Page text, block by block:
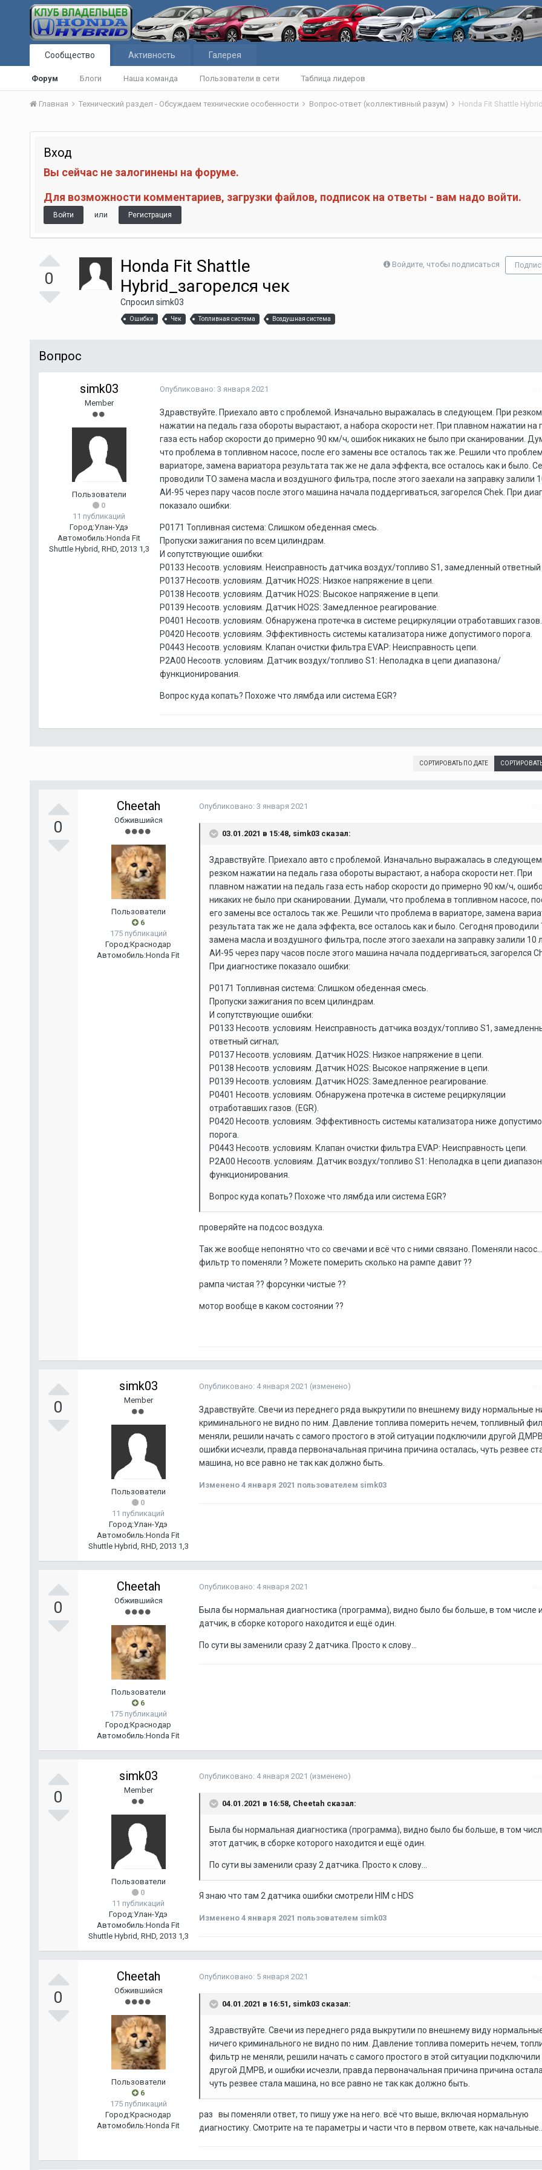
Сообщество
Форум Блоги Наша команда Пользователи в сети Таблица лидеров
Активность Галерея
Главная Технический раздел - Обсуждаем технические особенности Вопрос-ответ (коллективный разум) Honda Fit Shattle
Вход
Вы сейчас не залогинены на форуме.
Для возможности комментариев, загрузки файлов, подписок на ответы - вам надо войти.
Войти или Регистрация
0
Войдите, чтобы подписаться
Honda Fit Shattle
Hybrid_загорелся чек
Спросил simk03
Ошибки Чек Топливная система Воздушная система
Вопрос
simk03
Member
Пользователи
0
11 публикаций
Город:Улан-Удэ
Автомобиль:Honda Fit
Shuttle Hybrid, RHD, 2013 1,3
Опубликовано: 3 января 2021
Здравствуйте. Приехало авто с проблемой. Изначально выражалась в следующем. При резком
нажатии на педаль газа обороты вырастают, а набора скорости нет. При плавном нажатии на
газа есть набор скорости до примерно 90 км/ч, ошибок никаких не было при сканировании.
что проблема в топливном насосе, после его замены все осталось так же. Решили что
вариаторе, замена вариатора результата так же не дала эффекта, все осталось как и было.
проводили ТО замена масла и воздушного фильтра, после этого заехали на заправку залили
АИ-95 через пару часов после этого машина начала поддергиваться, загорелся Chek. При
показало ошибки:
P0171 Топливная система: Слишком обеденная смесь.
Пропуски зажигания по всем цилиндрам.
И сопутствующие ошибки:
P0133 Несоотв. условиям. Неисправность датчика воздух/топливо S1, замедленный ответный
P0137 Несоотв. условиям. Датчик HO2S: Низкое напряжение в цепи.
P0138 Несоотв. условиям. Датчик HO2S: Высокое напряжение в цепи.
P0139 Несоотв. условиям. Датчик HO2S: Замедленное реагирование.
P0401 Несоотв. условиям. Обнаружена протечка в системе рециркуляции отработавших газов.
P0420 Несоотв. условиям. Эффективность системы катализатора ниже допустимого порога.
P0443 Несоотв. условиям. Клапан очистки фильтра EVAP: Неисправность цепи.
P2A00 Несоотв. условиям. Датчик воздух/топливо S1: Неполадка в цепи диапазона/
функционирования.
Вопрос куда копать? Похоже что лямбда или система EGR?
СОРТИРОВАТЬ ПО ДАТЕ
0
Cheetah
Обжившийся
Пользователи
6
175 публикаций
Город:Краснодар
Автомобиль:Honda Fit
Опубликовано: 3 января 2021
03.01.2021 в 15:48, simk03сказал:
Здравствуйте. Приехало авто с проблемой. Изначально выражалась в
резком нажатии на педаль газа обороты вырастают, а набора скорости нет. При
плавном нажатии на педаль газа есть набор скорости до примерно 90 км/ч,
никаких не было при сканировании. Думали, что проблема в топливном насосе,
его замены все осталось так же. Решили что проблема в вариаторе, замена
результата так же не дала эффекта, все осталось как и было. Сегодня проводили
замена масла и воздушного фильтра, после этого заехали на заправку залили 10 л
АИ-95 через пару часов после этого машина начала поддергиваться, загорелся
При диагностике показало ошибки:
P0171 Топливная система: Слишком обеденная смесь.
Пропуски зажигания по всем цилиндрам.
И сопутствующие ошибки:
P0133 Несоотв. условиям. Неисправность датчика воздух/топливо S1,
ответный сигнал;
P0137 Несоотв. условиям. Датчик HO2S: Низкое напряжение в цепи.
P0138 Несоотв. условиям. Датчик HO2S: Высокое напряжение в цепи.
P0139 Несоотв. условиям. Датчик HO2S: Замедленное реагирование.
P0401 Несоотв. условиям. Обнаружена протечка в системе рециркуляции
отработавших газов. (EGR).
P0420 Несоотв. условиям. Эффективность системы катализатора ниже
порога.
P0443 Несоотв. условиям. Клапан очистки фильтра EVAP: Неисправность цепи.
P2A00 Несоотв. условиям. Датчик воздух/топливо S1: Неполадка в цепи
функционирования.
Вопрос куда копать? Похоже что лямбда или система EGR?
проверяйте на подсос воздуха.
Так же вообще непонятно что со свечами и всё что с ними связано. Поменяли
фильтр то поменяли ? Можете померить сколько на рампе давит ??
рампа чистая ?? форсунки чистые ??
мотор вообще в каком состоянии ??
0
simk03
Member
Пользователи
0
11 публикаций
Город:Улан-Удэ
Автомобиль:Honda Fit
Shuttle Hybrid, RHD, 2013 1,3
Опубликовано: 4 января 2021 (изменено)
Здравствуйте. Свечи из переднего ряда выкрутили по внешнему виду нормальные
криминального не видно по ним. Давление топлива померить нечем, топливный
меняли, решили начать с самого простого в этой ситуации подключили другой
ошибки исчезли, правда первоначальная причина причина осталась, чуть резвее
машина, но все равно не так как должно быть.
Изменено 4 января 2021 пользователем simk03
0
Cheetah
Обжившийся
Пользователи
6
175 публикаций
Город:Краснодар
Автомобиль:Honda Fit
Опубликовано: 4 января 2021
Была бы нормальная диагностика (программа), видно было бы больше, в том числе
датчик, в сборке которого находится и ещё один.
По сути вы заменили сразу 2 датчика. Просто к слову...
0
simk03
Member
Пользователи
0
11 публикаций
Город:Улан-Удэ
Автомобиль:Honda Fit
Shuttle Hybrid, RHD, 2013 1,3
Опубликовано: 4 января 2021 (изменено)
04.01.2021 в 16:58, Cheetah сказал:
Была бы нормальная диагностика (программа), видно было бы больше, в том
этот датчик, в сборке которого находится и ещё один.
По сути вы заменили сразу 2 датчика. Просто к слову...
Я знаю что там 2 датчика ошибки смотрели HIM с HDS
Изменено 4 января 2021 пользователем simk03
0
Cheetah
Обжившийся
Пользователи
6
175 публикаций
Город:Краснодар
Автомобиль:Honda Fit
Опубликовано: 5 января 2021
04.01.2021 в 16:51, simk03сказал:
Здравствуйте. Свечи из переднего ряда выкрутили по внешнему виду
ничего криминального не видно по ним. Давление топлива померить нечем,
фильтр не меняли, решили начать с самого простого в этой ситуации подключили
другой ДМРВ, и ошибки исчезли, правда первоначальная причина причина
чуть резвее стала машина, но все равно не так как должно быть.
раз вы поменяли ответ, то пишу уже на него. всё что выше, включая нормальную
диагностику. Смотрите на те параметры и части что в первом ответе, как начальные...